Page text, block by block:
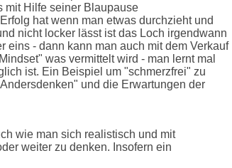
mit Hilfe seiner Blaupause
hat wenn man etwas durchzieht und
nicht locker lässt ist das Loch irgendwann
- dann kann man auch mit dem Verkauf
was vermittelt wird - man lernt mal
ist. Ein Beispiel um "schmerzfrei" zu
und die Erwartungen der
wie man sich realistisch und mit
weiter zu denken. Insofern ein